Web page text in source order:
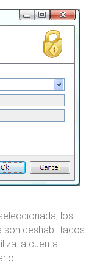
los
son deshabilitados
la cuenta